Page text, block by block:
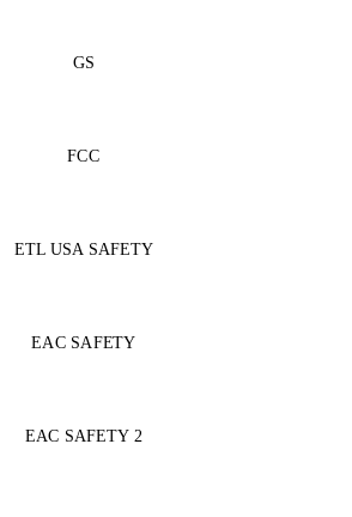
GS
FCC
ETL USA SAFETY
EAC SAFETY
EAC SAFETY 2